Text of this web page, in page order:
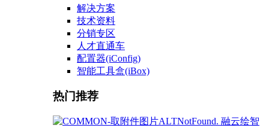
解决方案
技术资料
分销专区
人才直通车
配置器(iConfig)
智能工具盒(iBox)
热门推荐
融云绘智